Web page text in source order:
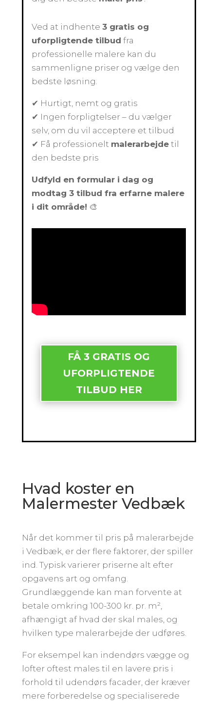
Ved at indhente3 gratis og
uforpligtende tilbud fra
professionelle malere kan du
sammenligne priser og vælge den
bedste løsning.
✔ Hurtigt, nemt og gratis
✔ Ingen forpligtelser – du vælger
selv, om du vil acceptere et tilbud
✔ Få professionelt malerarbejde til
den bedste pris
Udfyld en formular i dag og
modtag 3 tilbud fra erfarne malere
i dit område! 🎨
FÅ 3 GRATIS OG
UFORPLIGTENDE
TILBUD HER
Hvad koster en
Malermester Vedbæk
Når det kommer til pris på malerarbejde
i Vedbæk, er der flere faktorer, der spiller
ind. Typisk varierer priserne alt efter
opgavens art og omfang.
Grundlæggende kan man forvente at
betale omkring 100-300 kr. pr. m²,
afhængigt af hvad der skal males, og
hvilken type malerarbejde der udføres.
For eksempel kan indendørs vægge og
lofter oftest males til en lavere pris i
forhold til udendørs facader, der kræver
mere forberedelse og specialiserede